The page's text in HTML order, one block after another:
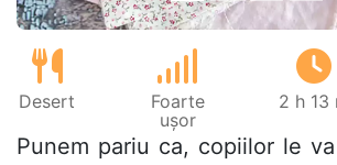
Desert
Foarte
ușor
2 h 13
Punem pariu ca, copiilor le